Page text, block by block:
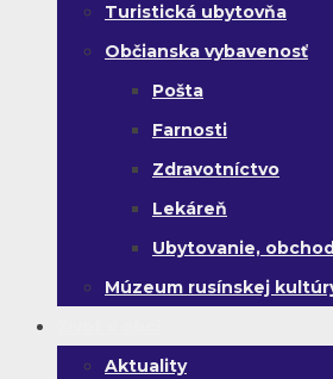
Turistická ubytovňa
Občianska vybavenosť
Pošta
Farnosti
Zdravotníctvo
Lekáreň
Ubytovanie,
Múzeum rusínskej
Aktuality